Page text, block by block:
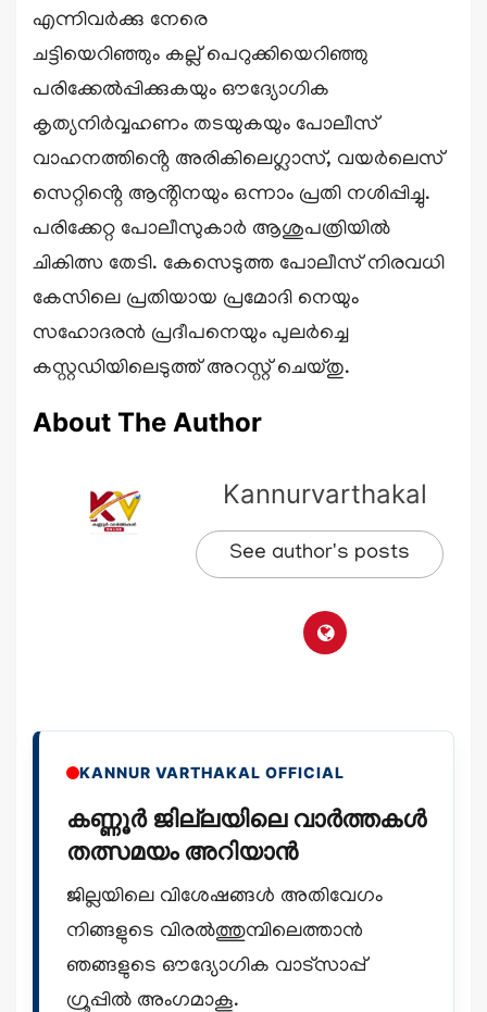
എന്നിവർക്കു നേരെ
ചട്ടിയെറിഞ്ഞും കല്ല് പെറുക്കിയെറിഞ്ഞു
പരിക്കേൽപ്പിക്കുകയും ഔദ്യോഗിക
കൃത്യനിർവ്വഹണം തടയുകയും പോലീസ്
വാഹനത്തിൻ്റെ അരികിലെഗ്ലാസ്, വയർലെസ്
സെറ്റിൻ്റെ ആൻ്റിനയും ഒന്നാം പ്രതി നശിപ്പിച്ചു.
പരിക്കേറ്റ പോലീസുകാർ ആശുപത്രിയിൽ
ചികിത്സ തേടി. കേസെടുത്ത പോലീസ് നിരവധി
കേസിലെ പ്രതിയായ പ്രമോദി നെയും
സഹോദരൻ പ്രദീപനെയും പുലർച്ചെ
കസ്റ്റഡിയിലെടുത്ത് അറസ്റ്റ് ചെയ്തു.
About The Author
Kannurvarthakal
See author's posts
KANNUR VARTHAKAL OFFICIAL
കണ്ണൂർ ജില്ലയിലെ വാർത്തകൾ
തത്സമയം അറിയാൻ
ജില്ലയിലെ വിശേഷങ്ങൾ അതിവേഗം
നിങ്ങളുടെ വിരൽത്തുമ്പിലെത്താൻ
ഞങ്ങളുടെ ഔദ്യോഗിക വാട്സാപ്പ്
ഗ്രൂപ്പിൽ അംഗമാകൂ.